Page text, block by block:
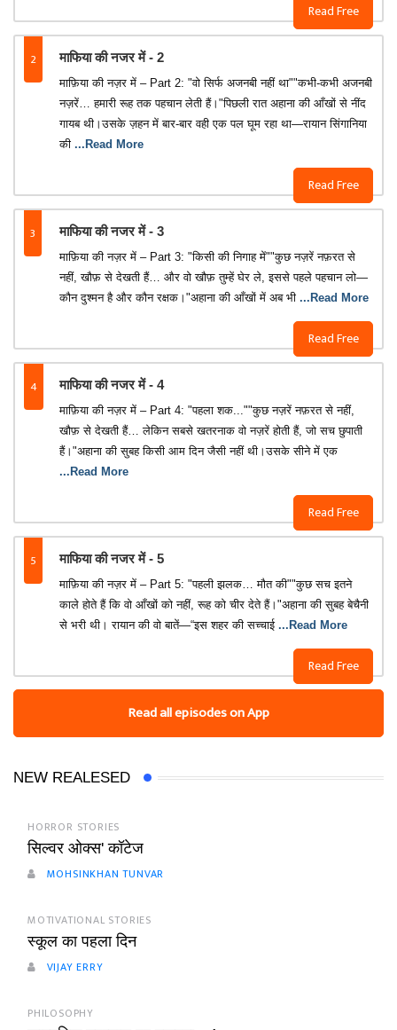
Read Free
2 माफिया की नजर में - 2
Read Free
माफ़िया की नज़र में – Part 2: "वो सिर्फ अजनबी नहीं था""कभी-कभी अजनबी
नज़रें… हमारी रूह तक पहचान लेती हैं।"पिछली रात अहाना की आँखों से नींद
गायब थी।उसके ज़हन में बार-बार वही एक पल घूम रहा था—रायान सिंगानिया
की ...Read More
3 माफिया की नजर में - 3
Read Free
माफ़िया की नज़र में – Part 3: "किसी की निगाह में""कुछ नज़रें नफ़रत से
नहीं, खौफ़ से देखती हैं… और वो खौफ़ तुम्हें घेर ले, इससे पहले पहचान लो—
कौन दुश्मन है और कौन रक्षक।"अहाना की आँखों में अब भी ...Read More
4 माफिया की नजर में - 4
Read Free
माफ़िया की नज़र में – Part 4: "पहला शक...""कुछ नज़रें नफ़रत से नहीं,
खौफ़ से देखती हैं… लेकिन सबसे खतरनाक वो नज़रें होती हैं, जो सच छुपाती
हैं।"अहाना की सुबह किसी आम दिन जैसी नहीं थी।उसके सीने में एक
...Read More
5 माफिया की नजर में - 5
Read Free
माफ़िया की नज़र में – Part 5: "पहली झलक… मौत की""कुछ सच इतने
काले होते हैं कि वो आँखों को नहीं, रूह को चीर देते हैं।"अहाना की सुबह बेचैनी
से भरी थी। रायान की वो बातें—“इस शहर की सच्चाई ...Read More
Read all episodes on App
NEW REALESED
HORROR STORIES
सिल्वर ओक्स' कॉटेज
MOHSINKHAN TUNVAR
MOTIVATIONAL STORIES
स्कूल का पहला दिन
VIJAY ERRY
PHILOSOPHY